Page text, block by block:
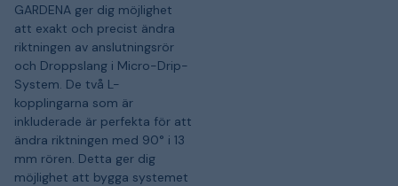
GARDENA ger dig möjlighet
att exakt och precist ändra
riktningen av anslutningsrör
och Droppslang i Micro-Drip-
System. De två L-
kopplingarna som är
inkluderade är perfekta för att
ändra riktningen med 90° i 13
mm rören. Detta ger dig
möjlighet att bygga systemet